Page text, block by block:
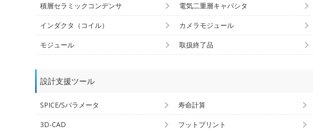
積層セラミックコンデンサ 電気二重層キャパシタ
インダクタ（コイル） カメラモジュール
モジュール 取扱終了品
設計支援ツール
SPICE/Sパラメータ 寿命計算
3D-CAD フットプリント